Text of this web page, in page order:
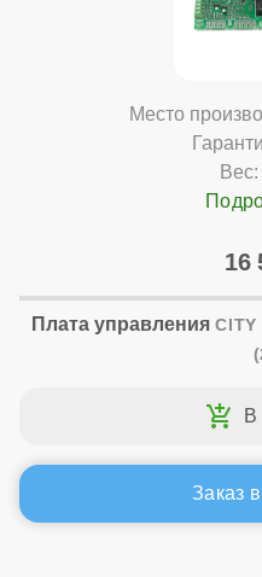
Место
Вес:
16
Плата управления CITY
Заказ